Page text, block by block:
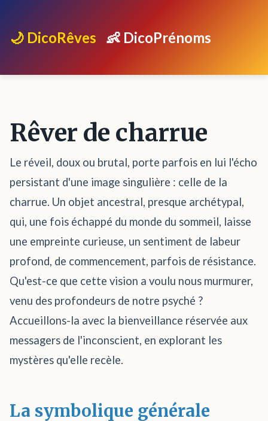
🌙 DicoRêves 👶 DicoPrénoms
Rêver de charrue
Le réveil, doux ou brutal, porte parfois en lui l'écho
persistant d'une image singulière : celle de la
charrue. Un objet ancestral, presque archétypal,
qui, une fois échappé du monde du sommeil, laisse
une empreinte curieuse, un sentiment de labeur
profond, de commencement, parfois de résistance.
Qu'est-ce que cette vision a voulu nous murmurer,
venu des profondeurs de notre psyché ?
Accueillons-la avec la bienveillance réservée aux
messagers de l'inconscient, en explorant les
mystères qu'elle recèle.
La symbolique générale